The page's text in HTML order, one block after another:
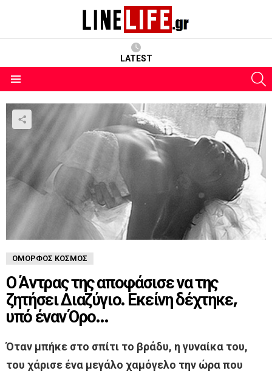
LATEST
ΌΜΟΡΦΟΣ ΚΌΣΜΟΣ
Ο Άντρας της αποφάσισε να της
ζητήσει Διαζύγιο. Εκείνη δέχτηκε,
υπό έναν Όρο…
Όταν μπήκε στο σπίτι το βράδυ, η γυναίκα του,
του χάρισε ένα μεγάλο χαμόγελο την ώρα που